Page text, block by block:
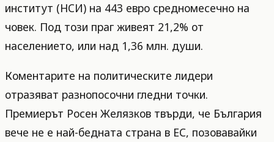
институт (НСИ) на 443 евро средномесечно на
човек. Под този праг живеят 21,2% от
населението, или над 1,36 млн. души.
Коментарите на политическите лидери
отразяват разнопосочни гледни точки.
Премиерът Росен Желязков твърди, че България
вече не е най-бедната страна в ЕС, позовавайки